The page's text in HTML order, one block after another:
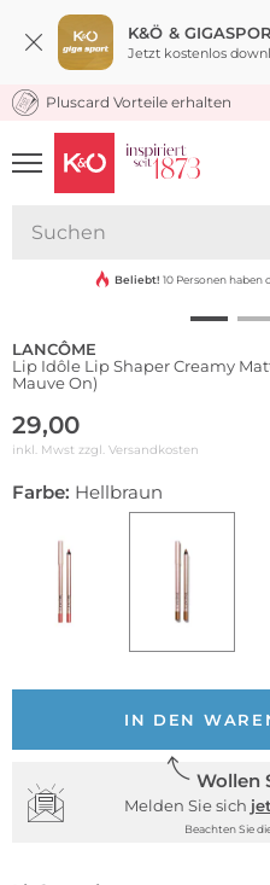
K&Ö &
Jetzt kostenlos
KOSTENLOSER
Pluscard Vorteile erhalten
UNSERE APP
CLICK &
Wasserfest
Beliebt! 10 Personen haben
LANCÔME
Lip Idôle Lip Shaper Creamy
Mauve On)
29,00
inkl. Mwst zzgl. Versandkosten
Farbe: Hellbraun
IN DEN
Wollen
Melden Sie sich
Beachten Sie